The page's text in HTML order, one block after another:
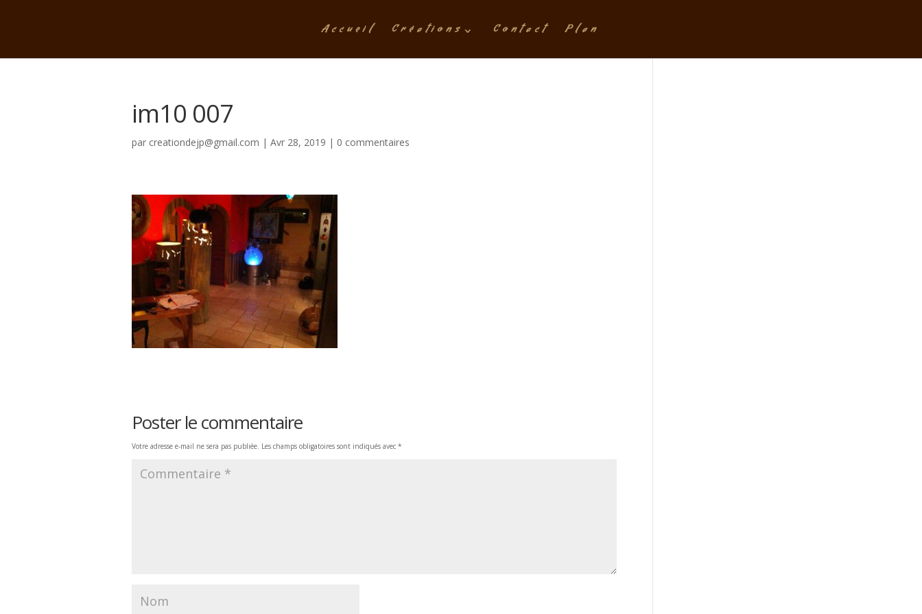
Accueil Créations Contact Plan
im10 007
par creationdejp@gmail.com | Avr 28, 2019 | 0 commentaires
Poster le commentaire
Votre adresse e-mail ne sera pas publiée. Les champs obligatoires sont indiqués avec *